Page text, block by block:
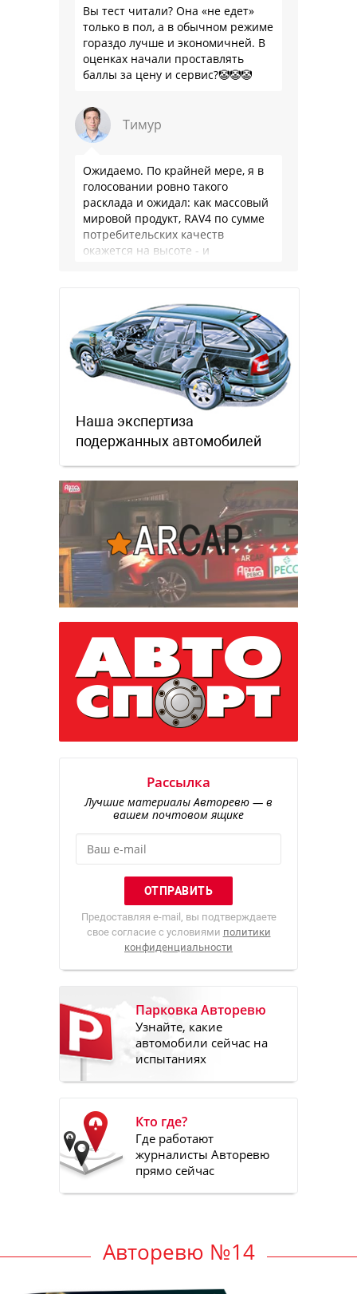
Вы тест читали? Она «не едет»
только в пол, а в обычном режиме
гораздо лучше и экономичней. В
оценках начали проставлять
баллы за цену и сервис?🤡🤡🤡
Тимур
Ожидаемо. По крайней мере, я в
голосовании ровно такого
расклада и ожидал: как массовый
мировой продукт, RAV4 по сумме
потребительских качеств
окажется на высоте - и
Наша экспертиза
подержанных автомобилей
Рассылка
Лучшие материалы Авторевю — в
вашем почтовом ящике
Предоставляя e-mail, вы подтверждаете
свое согласие с условиями политики
конфиденциальности
Парковка Авторевю
Узнайте, какие
автомобили сейчас на
испытаниях
Кто где?
Где работают
журналисты Авторевю
прямо сейчас
Авторевю №14